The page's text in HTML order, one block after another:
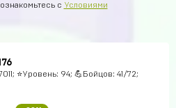
с Условиями
⭐Уровень: 94; 💪Бойцов: 41/72;